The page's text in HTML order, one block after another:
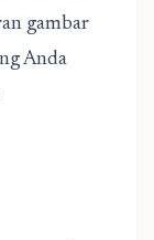
gambar
Anda